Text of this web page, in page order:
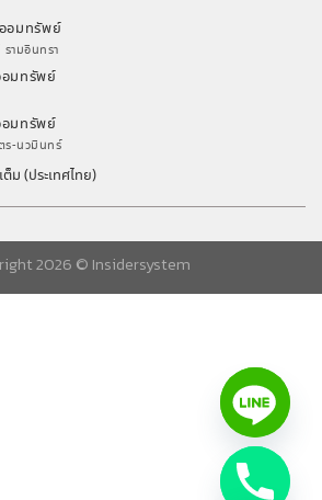
อมทรัพย์
ามอินทรา
อมทรัพย์
อมทรัพย์
ร-นวมินทร์
ม (ประเทศไทย)
2026 © Insidersystem
chaty